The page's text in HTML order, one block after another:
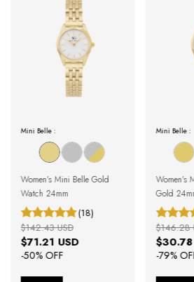
Mini Belle :
Women's Mini Belle Gold
Watch 24mm
(18)
$71.21 USD
-50% OFF
$142.43 USD
Mini Belle :
Women's
Gold
$30.78
-79%
$146.28